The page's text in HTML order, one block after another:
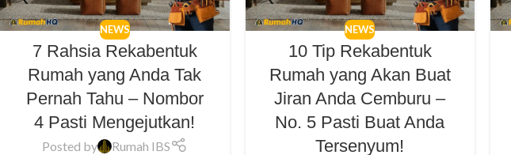
NEWS
7 Rahsia Rekabentuk
Rumah yang Anda Tak
Pernah Tahu – Nombor
4 Pasti Mengejutkan!
Posted by
Rumah IBS
NEWS
10 Tip Rekabentuk
Rumah yang Akan Buat
Jiran Anda Cemburu –
No. 5 Pasti Buat Anda
Tersenyum!